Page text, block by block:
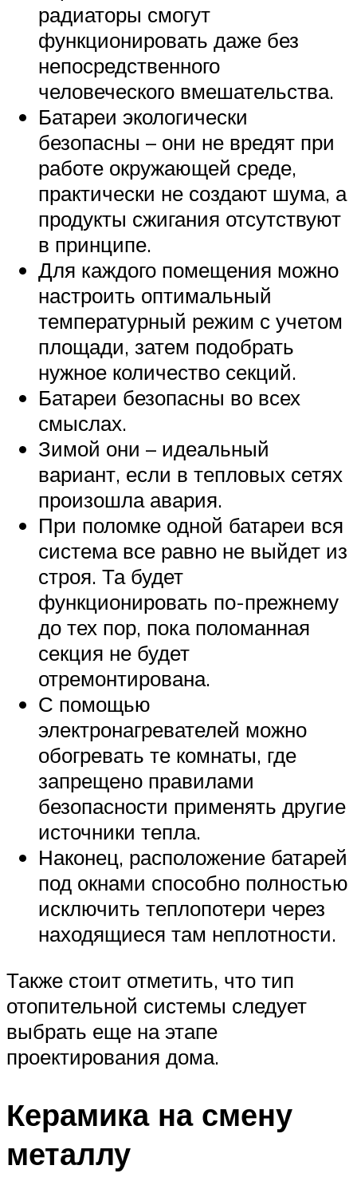
радиаторы смогут
функционировать даже без
непосредственного
человеческого вмешательства.
Батареи экологически
безопасны – они не вредят при
работе окружающей среде,
практически не создают шума, а
продукты сжигания отсутствуют
в принципе.
Для каждого помещения можно
настроить оптимальный
температурный режим с учетом
площади, затем подобрать
нужное количество секций.
Батареи безопасны во всех
смыслах.
Зимой они – идеальный
вариант, если в тепловых сетях
произошла авария.
При поломке одной батареи вся
система все равно не выйдет из
строя. Та будет
функционировать по-прежнему
до тех пор, пока поломанная
секция не будет
отремонтирована.
С помощью
электронагревателей можно
обогревать те комнаты, где
запрещено правилами
безопасности применять другие
источники тепла.
Наконец, расположение батарей
под окнами способно полностью
исключить теплопотери через
находящиеся там неплотности.
Также стоит отметить, что тип
отопительной системы следует
выбрать еще на этапе
проектирования дома.
Керамика на смену
металлу